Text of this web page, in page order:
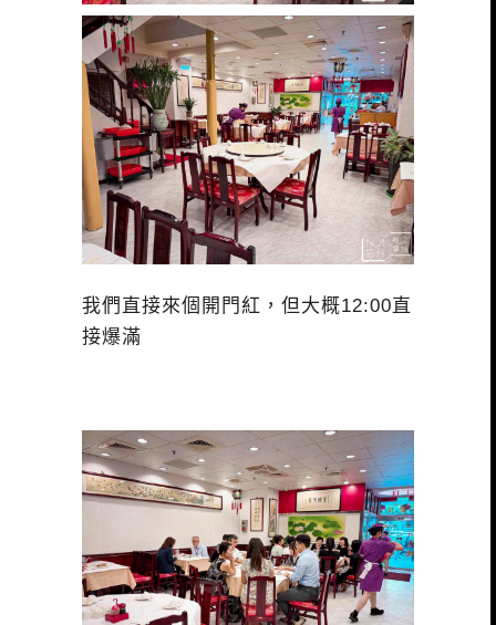
我們直接來個開門紅，但大概12:00直
接爆滿